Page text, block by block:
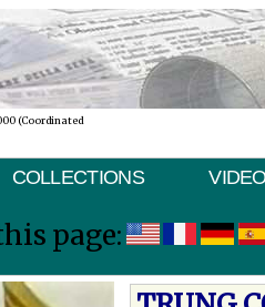
(Coordinated
COLLECTIONS
page: